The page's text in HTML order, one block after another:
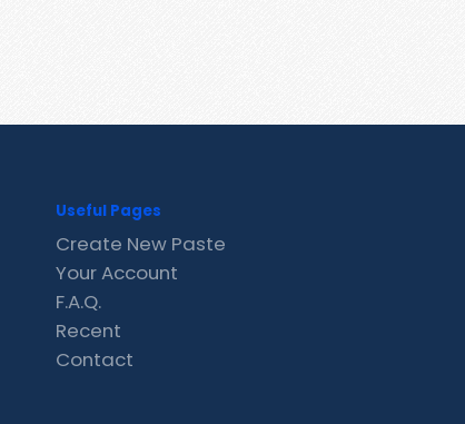
Useful Pages
Create New Paste
Your Account
F.A.Q.
Recent
Contact